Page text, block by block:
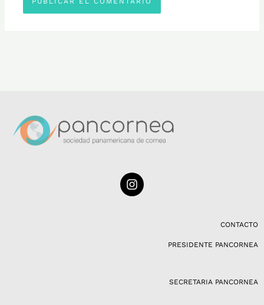
I
n
CONTACTO
PRESIDENTE PANCORNEA
SECRETARIA PANCORNEA